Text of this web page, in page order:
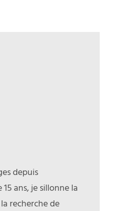
depuis
ans, je sillonne la
recherche de